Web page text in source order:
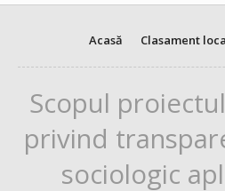
Acasă Clasament
Scopul
privind
sociologic